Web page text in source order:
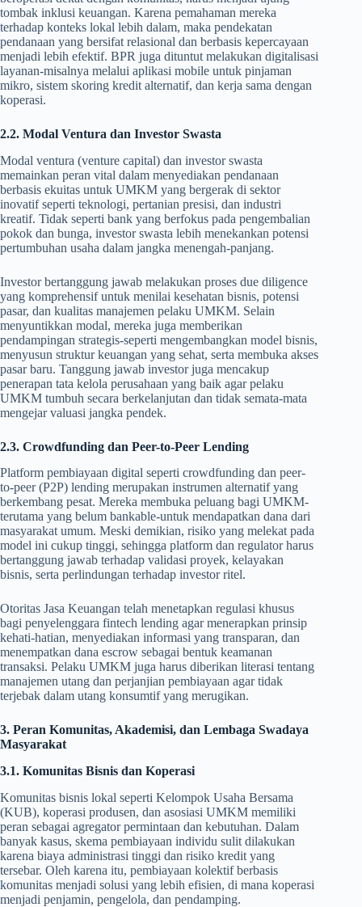
tombak inklusi keuangan. Karena pemahaman mereka
terhadap konteks lokal lebih dalam, maka pendekatan
pendanaan yang bersifat relasional dan berbasis kepercayaan
menjadi lebih efektif. BPR juga dituntut melakukan digitalisasi
layanan-misalnya melalui aplikasi mobile untuk pinjaman
mikro, sistem skoring kredit alternatif, dan kerja sama dengan
koperasi.
2.2. Modal Ventura dan Investor Swasta
Modal ventura (venture capital) dan investor swasta
memainkan peran vital dalam menyediakan pendanaan
berbasis ekuitas untuk UMKM yang bergerak di sektor
inovatif seperti teknologi, pertanian presisi, dan industri
kreatif. Tidak seperti bank yang berfokus pada pengembalian
pokok dan bunga, investor swasta lebih menekankan potensi
pertumbuhan usaha dalam jangka menengah-panjang.
Investor bertanggung jawab melakukan proses due diligence
yang komprehensif untuk menilai kesehatan bisnis, potensi
pasar, dan kualitas manajemen pelaku UMKM. Selain
menyuntikkan modal, mereka juga memberikan
pendampingan strategis-seperti mengembangkan model bisnis,
menyusun struktur keuangan yang sehat, serta membuka akses
pasar baru. Tanggung jawab investor juga mencakup
penerapan tata kelola perusahaan yang baik agar pelaku
UMKM tumbuh secara berkelanjutan dan tidak semata-mata
mengejar valuasi jangka pendek.
2.3. Crowdfunding dan Peer-to-Peer Lending
Platform pembiayaan digital seperti crowdfunding dan peer-
to-peer (P2P) lending merupakan instrumen alternatif yang
berkembang pesat. Mereka membuka peluang bagi UMKM-
terutama yang belum bankable-untuk mendapatkan dana dari
masyarakat umum. Meski demikian, risiko yang melekat pada
model ini cukup tinggi, sehingga platform dan regulator harus
bertanggung jawab terhadap validasi proyek, kelayakan
bisnis, serta perlindungan terhadap investor ritel.
Otoritas Jasa Keuangan telah menetapkan regulasi khusus
bagi penyelenggara fintech lending agar menerapkan prinsip
kehati-hatian, menyediakan informasi yang transparan, dan
menempatkan dana escrow sebagai bentuk keamanan
transaksi. Pelaku UMKM juga harus diberikan literasi tentang
manajemen utang dan perjanjian pembiayaan agar tidak
terjebak dalam utang konsumtif yang merugikan.
3. Peran Komunitas, Akademisi, dan Lembaga Swadaya
Masyarakat
3.1. Komunitas Bisnis dan Koperasi
Komunitas bisnis lokal seperti Kelompok Usaha Bersama
(KUB), koperasi produsen, dan asosiasi UMKM memiliki
peran sebagai agregator permintaan dan kebutuhan. Dalam
banyak kasus, skema pembiayaan individu sulit dilakukan
karena biaya administrasi tinggi dan risiko kredit yang
tersebar. Oleh karena itu, pembiayaan kolektif berbasis
komunitas menjadi solusi yang lebih efisien, di mana koperasi
menjadi penjamin, pengelola, dan pendamping.